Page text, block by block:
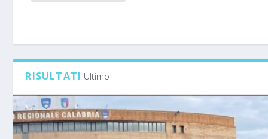
RISULTATI Ultimo